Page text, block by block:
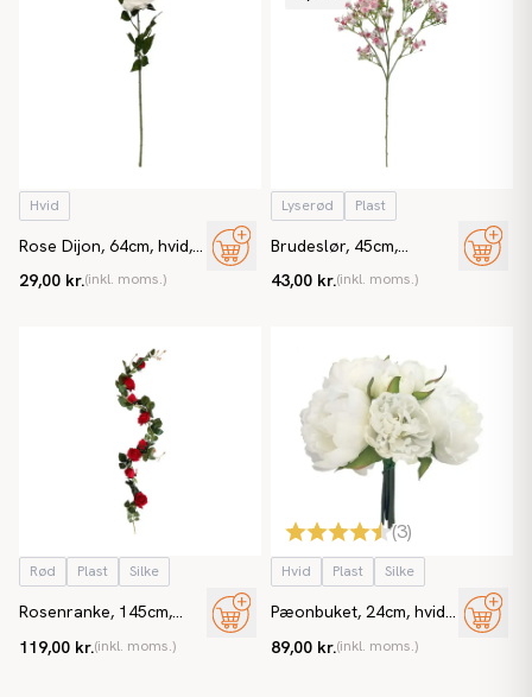
Hvid
Rose Dijon, 64cm, hvid,
29,00 kr.(inkl. moms.)
Lyserød Plast
Brudeslør, 45cm,
43,00 kr.(inkl. moms.)
Rød Plast Silke
Rosenranke, 145cm,
119,00 kr.(inkl. moms.)
(3)
Hvid Plast Silke
Pæonbuket, 24cm, hvid,
89,00 kr.(inkl. moms.)